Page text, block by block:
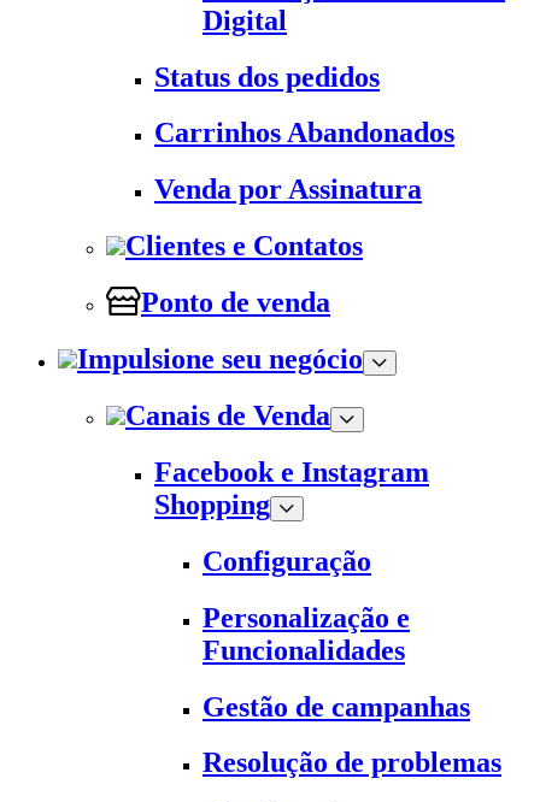
Digital
Status dos pedidos
Carrinhos Abandonados
Venda por Assinatura
Clientes e Contatos
Ponto de venda
Impulsione seu negócio
Canais de Venda
Facebook e Instagram
Shopping
Configuração
Personalização e
Funcionalidades
Gestão de campanhas
Resolução de problemas